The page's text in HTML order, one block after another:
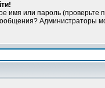
или пароль (проверьте
Администраторы